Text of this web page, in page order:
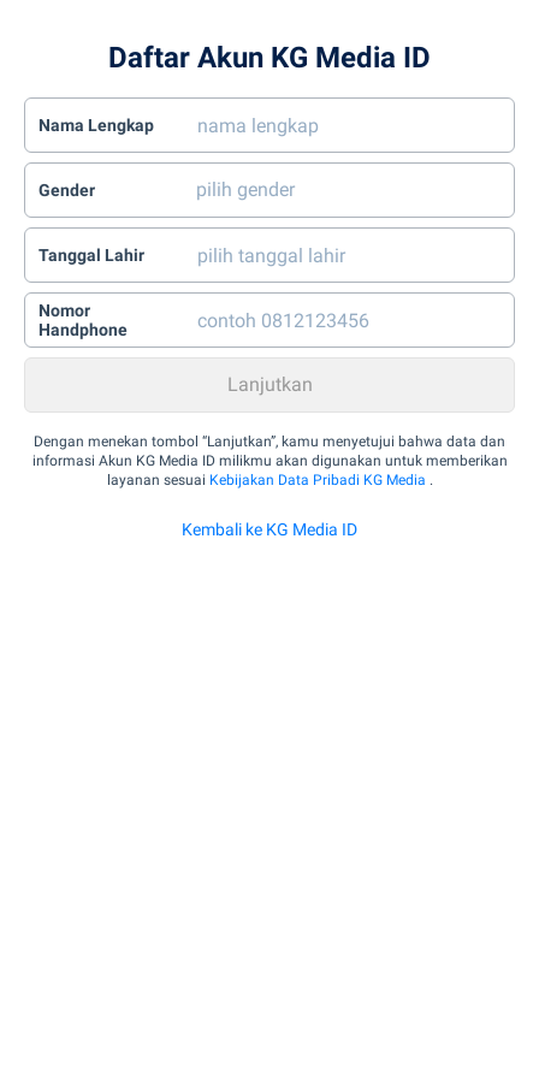
Daftar Akun KG Media ID
Nama Lengkap
Gender
Tanggal Lahir
Nomor
Handphone
Dengan menekan tombol “Lanjutkan”, kamu menyetujui bahwa data dan
informasi Akun KG Media ID milikmu akan digunakan untuk memberikan
layanan sesuai Kebijakan Data Pribadi KG Media .
Kembali ke KG Media ID